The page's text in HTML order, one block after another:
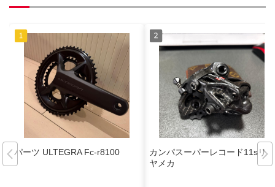
パーツ ULTEGRA Fc-r8100
カンパスーパーレコード11sリ
ヤメカ